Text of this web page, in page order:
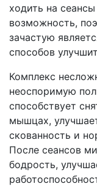
ходить на
возможность,
зачастую
способов
Комплекс
неоспоримую
способствует
мышцах,
скованность и
После сеансов
бодрость,